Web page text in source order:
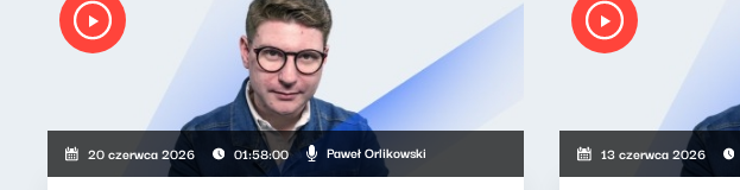
20 czerwca 2026 01:58:00 Paweł Orlikowski 13 czerwca 2026